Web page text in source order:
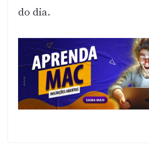
do dia.